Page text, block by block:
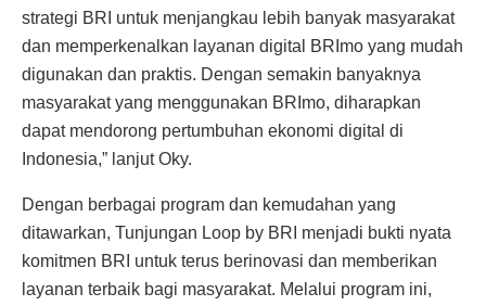
strategi BRI untuk menjangkau lebih banyak masyarakat
dan memperkenalkan layanan digital BRImo yang mudah
digunakan dan praktis. Dengan semakin banyaknya
masyarakat yang menggunakan BRImo, diharapkan
dapat mendorong pertumbuhan ekonomi digital di
Indonesia,” lanjut Oky.
Dengan berbagai program dan kemudahan yang
ditawarkan, Tunjungan Loop by BRI menjadi bukti nyata
komitmen BRI untuk terus berinovasi dan memberikan
layanan terbaik bagi masyarakat. Melalui program ini,